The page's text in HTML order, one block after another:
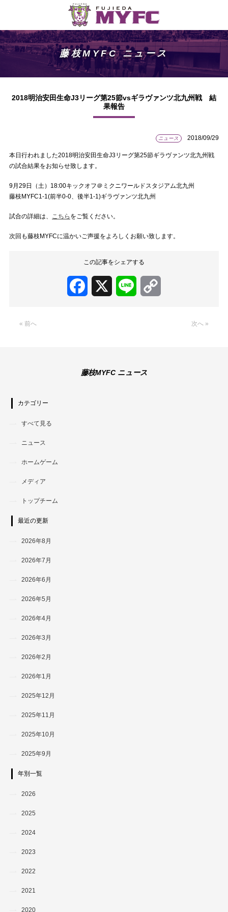
藤枝MYFC ニュース
2018明治安田生命J3リーグ第25節vsギラヴァンツ北九州戦 結
果報告
ニュース 2018/09/29
本日行われました2018明治安田生命J3リーグ第25節ギラヴァンツ北九州戦
の試合結果をお知らせ致します。
9月29日（土）18:00キックオフ＠ミクニワールドスタジアム北九州
藤枝MYFC1-1(前半0-0、後半1-1)ギラヴァンツ北九州
試合の詳細は、 こちら をご覧ください。
次回も藤枝MYFCに温かいご声援をよろしくお願い致します。
この記事をシェアする
Facebook Line
« 前へ 次へ »
藤枝MYFC ニュース
カテゴリー
すべて見る
ニュース
ホームゲーム
メディア
トップチーム
最近の更新
2026年8月
2026年7月
2026年6月
2026年5月
2026年4月
2026年3月
2026年2月
2026年1月
2025年12月
2025年11月
2025年10月
2025年9月
年別一覧
2026
2025
2024
2023
2022
2021
2020